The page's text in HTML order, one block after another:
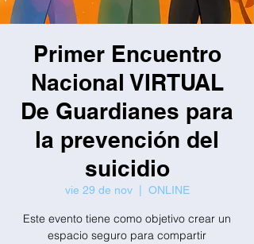
Primer Encuentro
Nacional VIRTUAL
De Guardianes para
la prevención del
suicidio
vie 29 de nov
  |
ONLINE
Este evento tiene como objetivo crear un
espacio seguro para compartir